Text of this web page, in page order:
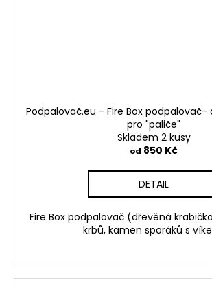
Podpalovač.eu - Fire Box podpalovač-
pro "paliče"
Skladem 2 kusy
od 850 Kč
DETAIL
Fire Box podpalovač (dřevěná
krbů, kamen sporáků s